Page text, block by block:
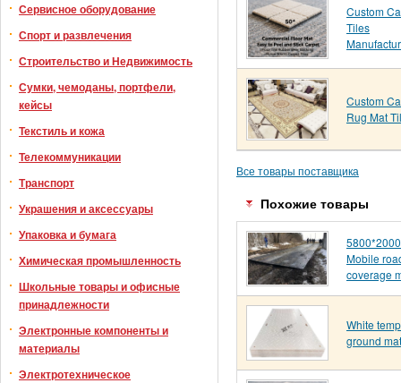
Сервисное оборудование
Спорт и развлечения
Строительство и Недвижимость
Сумки, чемоданы, портфели,
кейсы
Текстиль и кожа
Телекоммуникации
Транспорт
Украшения и аксессуары
Упаковка и бумага
Химическая промышленность
Школьные товары и офисные
принадлежности
Электронные компоненты и
материалы
Электротехническое
Custom
Tiles
Custom
Rug Mat
Все товары поставщика
Похожие товары
Mobile
coverage
White
ground